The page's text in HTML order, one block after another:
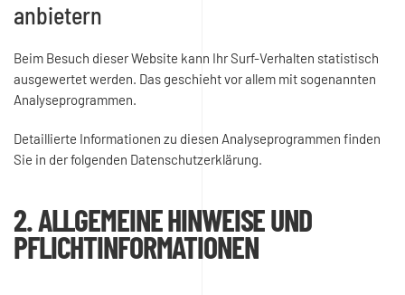
anbietern
Beim Besuch dieser Website kann Ihr Surf-Verhalten statistisch
ausgewertet werden. Das geschieht vor allem mit sogenannten
Analyseprogrammen.
Detaillierte Informationen zu diesen Analyseprogrammen finden
Sie in der folgenden Datenschutzerklärung.
2. ALLGEMEINE HINWEISE UND
PFLICHT­INFORMATIONEN